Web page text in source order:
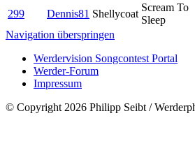
299 Dennis81 Shellycoat
Scream To
Sleep
Navigation überspringen
Werdervision Songcontest Portal
Werder-Forum
Impressum
© Copyright 2026 Philipp Seibt /